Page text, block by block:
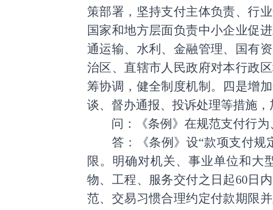
策部署，坚持支付主体负责、行
国家和地方层面负责中小企业促
通运输、水利、金融管理、国有
治区、直辖市人民政府对本行政
筹协调，健全制度机制。四是增
谈、督办通报、投诉处理等措施，
问：《条例》在规范支付行为
答：《条例》设“款项支付规定
限。明确对机关、事业单位和大
物、工程、服务交付之日起60日
范、交易习惯合理约定付款期限